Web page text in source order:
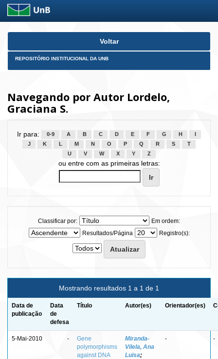
Skip
Voltar
REPOSITÓRIO INSTITUCIONAL DA UNB
Navegando por Autor Lordelo,
Graciana S.
Ir para: 0-9 A B C D E F G H
J
K L M N O P Q R S
T
U
V W X Y Z
ou entre com as primeiras letras:
Classificar por:
Em ordem:
Resultados/Página
Registro(s):
Mostrando resultados 1 a 1 de 1
Data de
publicação
Data
de
defesa
Título Autor(es) Orientador(es)
5-Mai-2010 -
Gene
polymorphisms
against DNA
Miranda-
Vilela, Ana
Luisa;
- -